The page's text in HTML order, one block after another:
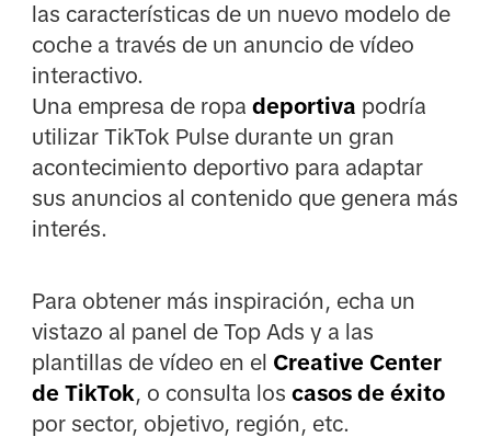
las características de un nuevo modelo de
coche a través de un anuncio de vídeo
interactivo.
Una empresa de ropa deportiva podría
utilizar TikTok Pulse durante un gran
acontecimiento deportivo para adaptar
sus anuncios al contenido que genera más
interés.
Para obtener más inspiración, echa un
vistazo al panel de Top Ads y a las
plantillas de vídeo en el Creative Center
de TikTok, o consulta los casos de éxito
por sector, objetivo, región, etc.